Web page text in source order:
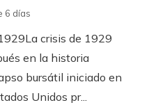
6 días
crisis de 1929
en la historia
bursátil iniciado en
Unidos pr...